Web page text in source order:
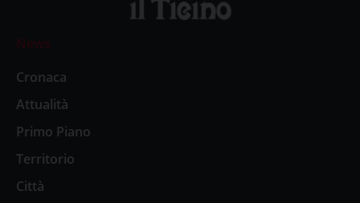
News
Cronaca
Attualità
Primo Piano
Territorio
Città